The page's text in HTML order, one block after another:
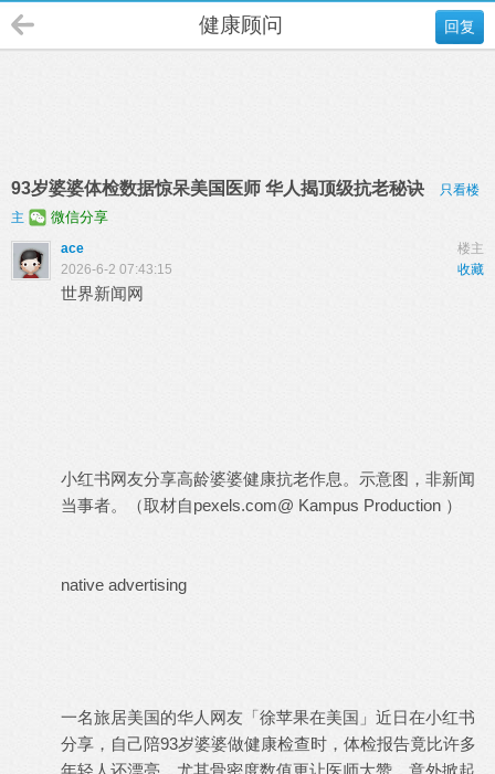
回复
健康顾问
93岁婆婆体检数据惊呆美国医师 华人揭顶级抗老秘诀
只看楼
主
微信分享
楼主
ace
收藏
2026-6-2 07:43:15
世界新闻网
小红书网友分享高龄婆婆健康抗老作息。示意图，非新闻
当事者。（取材自pexels.com@ Kampus Production ）
native advertising
一名旅居美国的华人网友「徐苹果在美国」近日在小红书
分享，自己陪93岁婆婆做健康检查时，体检报告竟比许多
年轻人还漂亮，尤其骨密度数值更让医师大赞，意外掀起